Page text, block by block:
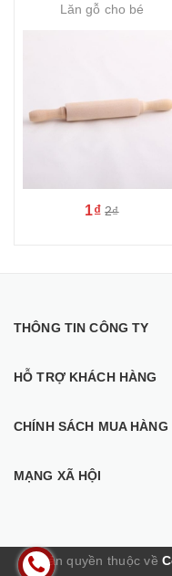
Lăn gỗ cho bé
1₫ 2₫
THÔNG TIN CÔNG TY
HỖ TRỢ KHÁCH HÀNG
CHÍNH SÁCH MUA HÀNG
MẠNG XÃ HỘI
© Bản quyền thuộc về